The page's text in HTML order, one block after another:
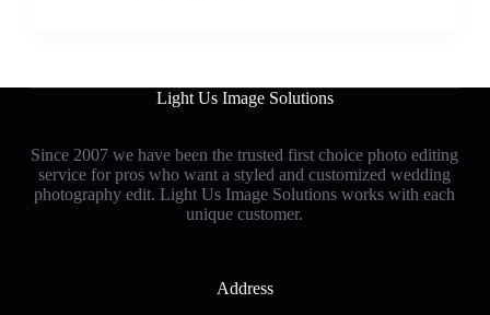
Light Us Image Solutions
Since 2007 we have been the trusted first choice photo editing
service for pros who want a styled and customized wedding
photography edit. Light Us Image Solutions works with each
unique customer.
Address